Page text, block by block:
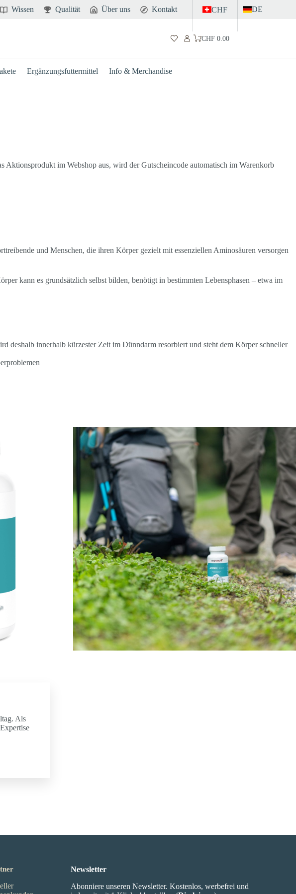
Wissen Qualität Über uns Kontakt CHF DE
Warenkorb
CHF0.00
Ergänzungsfuttermittel Info & Merchandise
Aktionsprodukt im Webshop aus, wird der Gutscheincode automatisch im Warenkorb
und Menschen, die ihren Körper gezielt mit essenziellen Aminosäuren versorgen
kann es grundsätzlich selbst bilden, benötigt in bestimmten Lebensphasen – etwa im
deshalb innerhalb kürzester Zeit im Dünndarm resorbiert und steht dem Körper schneller
Als
Newsletter
Abonniere unseren Newsletter. Kostenlos, werbefrei und